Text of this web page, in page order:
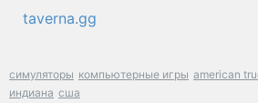
taverna.gg
симуляторы компьютерные игры american
индиана сша